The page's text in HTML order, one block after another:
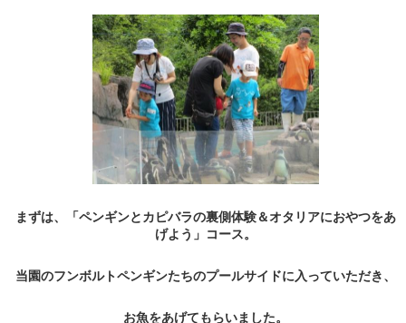
まずは、「ペンギンとカピバラの裏側体験＆オタリアにおやつをあ
げよう」コース。
当園のフンボルトペンギンたちのプールサイドに入っていただき、
お魚をあげてもらいました。